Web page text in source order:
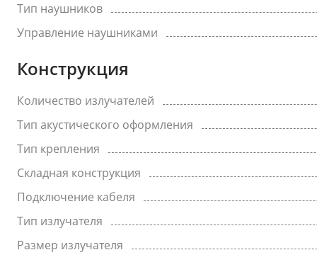
Тип наушников
Управление наушниками
Конструкция
Количество излучателей
Тип акустического оформления
Тип крепления
Складная конструкция
Подключение кабеля
Тип излучателя
Размер излучателя